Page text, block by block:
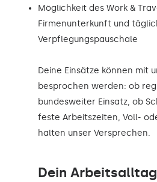
Möglichkeit des Work &
Firmenunterkunft und
Verpflegungspauschale
Deine Einsätze können mit
besprochen werden: ob
bundesweiter Einsatz, ob
feste Arbeitszeiten, Voll-
halten unser Versprechen.
Dein